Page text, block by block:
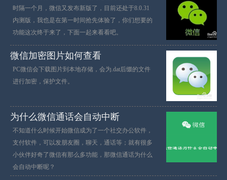
时隔一个月，微信又发布新版了，目前还处于8.0.31
内测版，我也是在第一时间抢先体验了，你们想要的
功能这次终于来了，下面一起来看看吧。
微信加密图片如何查看
PC微信会下载图片到本地存储，会为.dat后缀的文件
进行加密，保护文件。
为什么微信通话会自动中断
不知道什么时候开始微信成为了一个社交办公软件，
支付软件，可以发朋友圈，聊天，通话等；就有很多
小伙伴好奇了微信有那么多功能，那微信通话为什么
会自动中断呢？